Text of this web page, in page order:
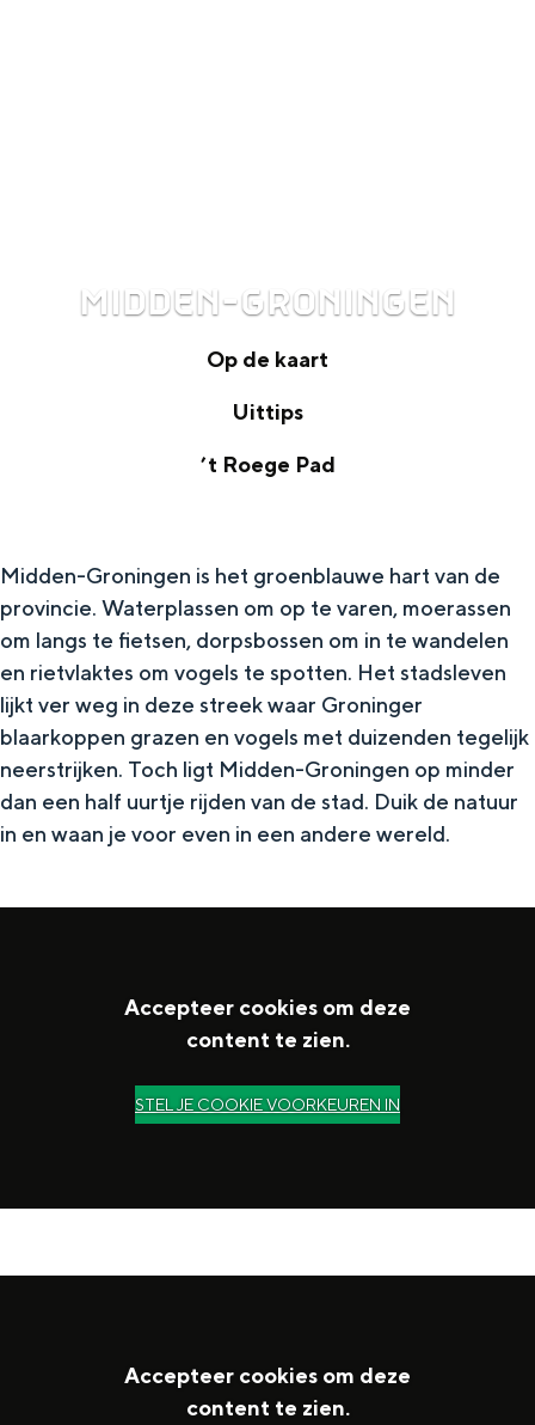
MIDDEN-GRONINGEN
Op de kaart
a
a
r
t
Uittips
t
i
p
s
’t Roege Pad
R
o
g
e
P
a
Midden-Groningen is het groenblauwe hart van de
provincie. Waterplassen om op te varen, moerassen
om langs te fietsen, dorpsbossen om in te wandelen
en rietvlaktes om vogels te spotten. Het stadsleven
lijkt ver weg in deze streek waar Groninger
blaarkoppen grazen en vogels met duizenden tegelijk
neerstrijken. Toch ligt Midden-Groningen op minder
dan een half uurtje rijden van de stad. Duik de natuur
in en waan je voor even in een andere wereld.
Accepteer cookies om deze
content te zien.
STEL JE COOKIE VOORKEUREN IN
Accepteer cookies om deze
content te zien.